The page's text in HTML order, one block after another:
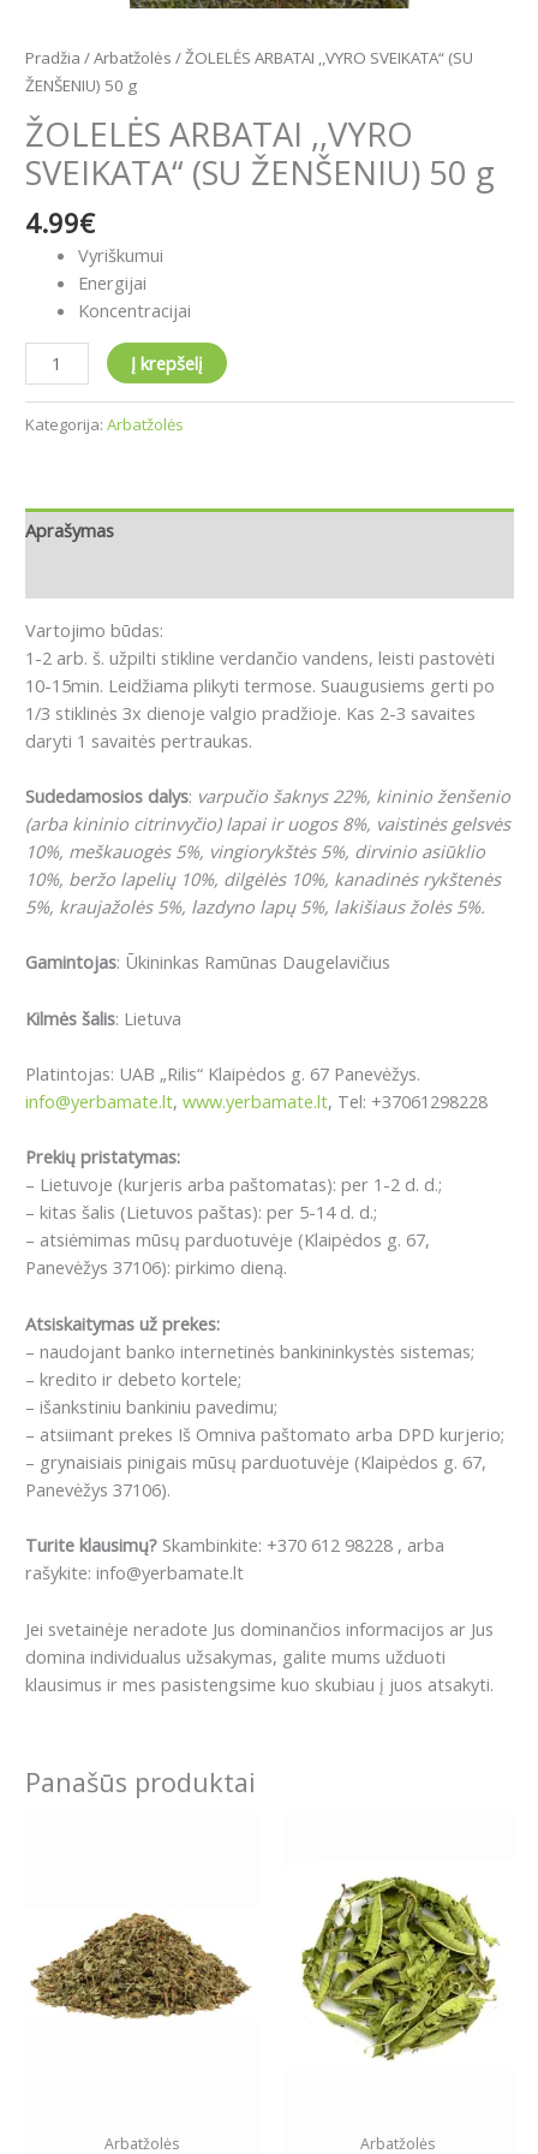
Pradžia /Arbatžolės / ŽOLELĖS ARBATAI ,,VYRO SVEIKATA“ (SU
ŽENŠENIU) 50 g
ŽOLELĖS ARBATAI ,,VYRO
SVEIKATA“ (SU ŽENŠENIU) 50 g
4.99€
Vyriškumui
Energijai
Koncentracijai
Į krepšelį
Kategorija: Arbatžolės
Aprašymas
Vartojimo būdas:
1-2 arb. š. užpilti stikline verdančio vandens, leisti pastovėti
10-15min. Leidžiama plikyti termose. Suaugusiems gerti po
1/3 stiklinės 3x dienoje valgio pradžioje. Kas 2-3 savaites
daryti 1 savaitės pertraukas.
Sudedamosios dalys: varpučio šaknys 22%, kininio ženšenio
(arba kininio citrinvyčio) lapai ir uogos 8%, vaistinės gelsvės
10%, meškauogės 5%, vingiorykštės 5%, dirvinio asiūklio
10%, beržo lapelių 10%, dilgėlės 10%, kanadinės rykštenės
5%, kraujažolės 5%, lazdyno lapų 5%, lakišiaus žolės 5%.
Gamintojas: Ūkininkas Ramūnas Daugelavičius
Kilmės šalis: Lietuva
Platintojas: UAB „Rilis“ Klaipėdos g. 67 Panevėžys.
info@yerbamate.lt, www.yerbamate.lt, Tel: +37061298228
Prekių pristatymas:
– Lietuvoje (kurjeris arba paštomatas): per 1-2 d. d.;
– kitas šalis (Lietuvos paštas): per 5-14 d. d.;
– atsiėmimas mūsų parduotuvėje (Klaipėdos g. 67,
Panevėžys 37106): pirkimo dieną.
Atsiskaitymas už prekes:
– naudojant banko internetinės bankininkystės sistemas;
– kredito ir debeto kortele;
– išankstiniu bankiniu pavedimu;
– atsiimant prekes Iš Omniva paštomato arba DPD kurjerio;
– grynaisiais pinigais mūsų parduotuvėje (Klaipėdos g. 67,
Panevėžys 37106).
Turite klausimų? Skambinkite: +370 612 98228 , arba
rašykite: info@yerbamate.lt
Jei svetainėje neradote Jus dominančios informacijos ar Jus
domina individualus užsakymas, galite mums užduoti
klausimus ir mes pasistengsime kuo skubiau į juos atsakyti.
Panašūs produktai
Arbatžolės
multiple
variants.
The
options
may
Arbatžolės
34.69€
has
multiple
variants.
The
options
may
be